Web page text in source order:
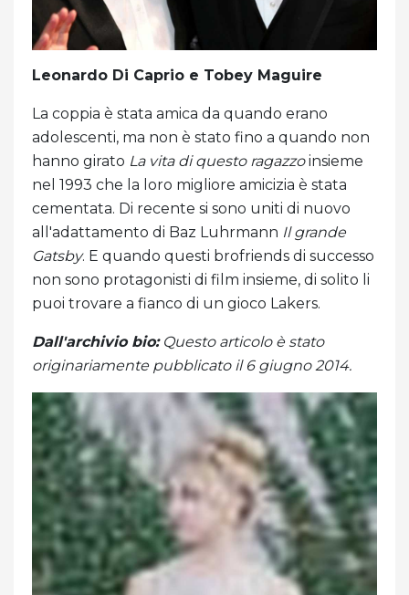
Leonardo Di Caprio e Tobey Maguire
La coppia è stata amica da quando erano
adolescenti, ma non è stato fino a quando non
hanno girato La vita di questo ragazzoinsieme
nel 1993 che la loro migliore amicizia è stata
cementata. Di recente si sono uniti di nuovo
all'adattamento di Baz Luhrmann Il grande
Gatsby. E quando questi brofriends di successo
non sono protagonisti di film insieme, di solito li
puoi trovare a fianco di un gioco Lakers.
Dall'archivio bio:Questo articolo è stato
originariamente pubblicato il 6 giugno 2014.